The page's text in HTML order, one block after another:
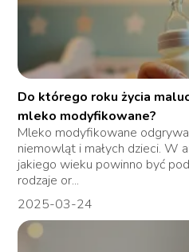
Do którego roku życia
mleko modyfikowane?
Mleko modyfikowane
niemowląt i małych dzieci. W
jakiego wieku powinno być
rodzaje or...
2025-03-24